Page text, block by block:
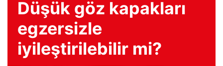
Düşük göz kapakları
egzersizle
iyileştirilebilir mi?